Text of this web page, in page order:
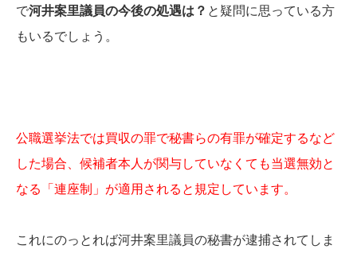
で河井案里議員の今後の処遇は？ と疑問に思っている方
もいるでしょう。
公職選挙法では買収の罪で秘書らの有罪が確定するなど
した場合、候補者本人が関与していなくても当選無効と
なる「連座制」が適用されると規定しています。
これにのっとれば河井案里議員の秘書が逮捕されてしま